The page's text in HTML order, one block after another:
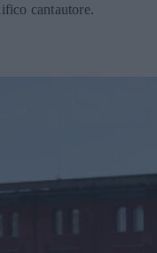
cantautore.